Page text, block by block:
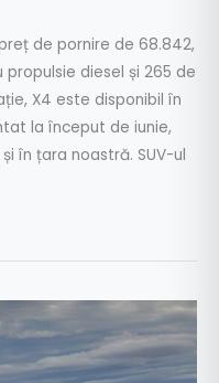
de pornire de 68.842,
diesel și 265 de
X4 este disponibil în
la început de iunie,
în țara noastră. SUV-ul